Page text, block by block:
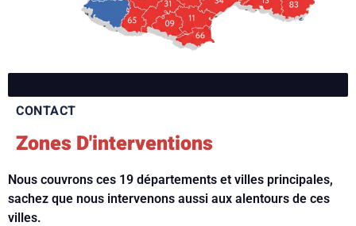
CONTACT
Zones D'interventions
Nous couvrons ces 19 départements et villes principales,
sachez que nous intervenons aussi aux alentours de ces
villes.